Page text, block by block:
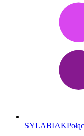
SYLABIAK